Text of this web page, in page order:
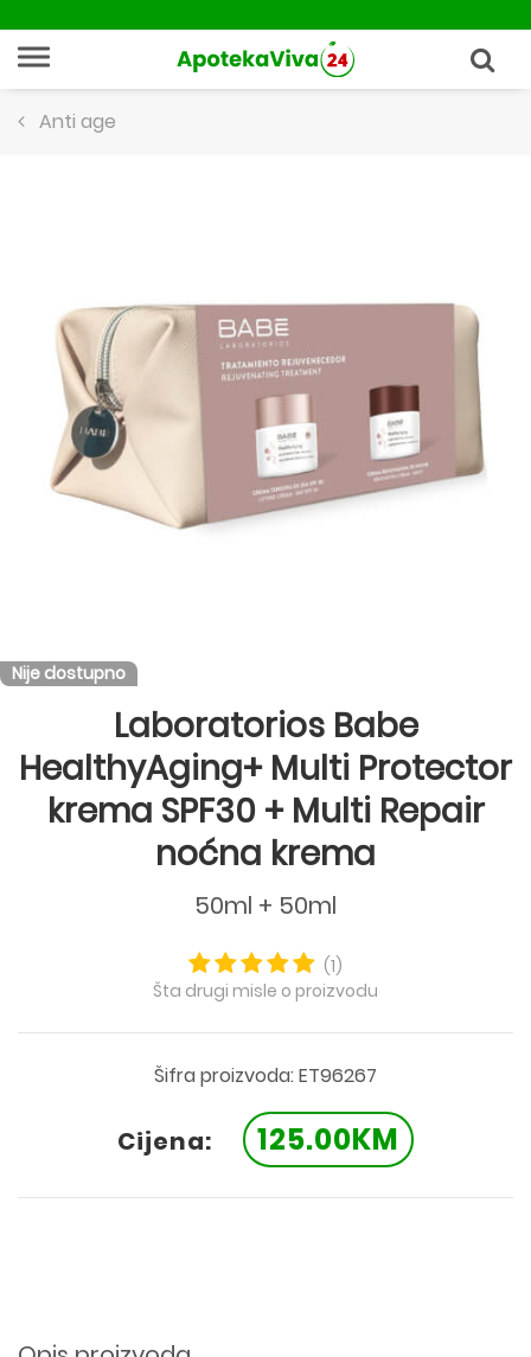
Anti age
Nije dostupno
Laboratorios Babe
HealthyAging+ Multi Protector
krema SPF30 + Multi Repair
noćna krema
50ml + 50ml
(1)
Šta drugi misle o proizvodu
Šifra proizvoda: ET96267
Cijena: 125.00KM